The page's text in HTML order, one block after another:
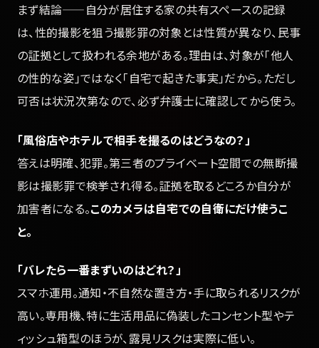
まず結論——自分が居住する家の共有スペースの記録
は、性的撮影を狙う撮影罪の対象とは性質が異なり、民事
の証拠として扱われる余地がある。理由は、対象が「他人
の性的な姿」ではなく「自宅で起きた事実」だから。ただし
可否は状況次第なので、必ず弁護士に確認してから使う。
「風俗店やホテルで相手を撮るのはどうなの？」
答えは明確、犯罪。第三者のプライベート空間での無断撮
影は撮影罪で検挙され得る。証拠を取るどころか自分が
加害者になる。このカメラは自宅での自衛にだけ使うこ
と。
「バレたら一番まずいのはどれ？」
スマホ運用。通知・不自然な置き方・手に取られるリスクが
高い。専用機、特に生活用品に偽装したコンセント型やテ
ィッシュ箱型のほうが、露見リスクは実際に低い。